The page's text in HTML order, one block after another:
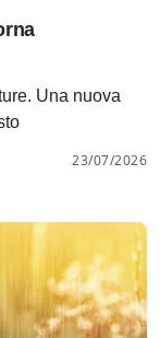
Una nuova
23/07/2026